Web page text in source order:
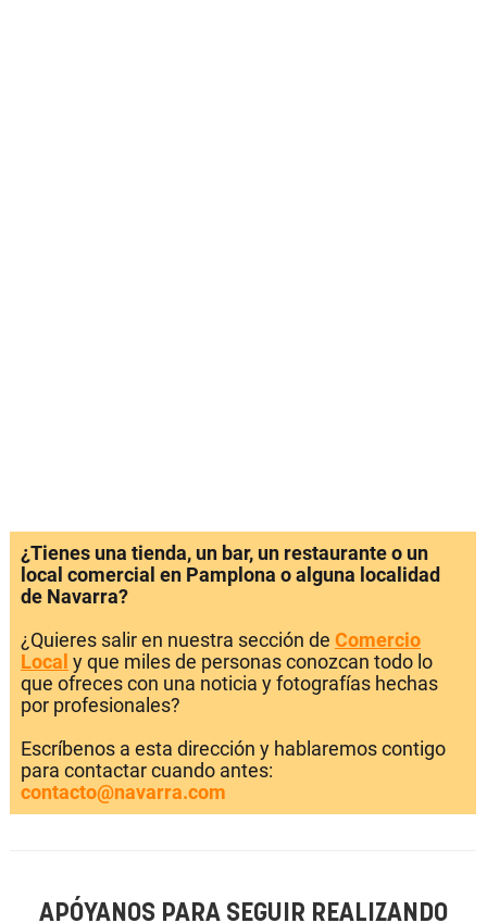
¿Tienes una tienda, un bar, un restaurante o un
local comercial en Pamplona o alguna localidad
de Navarra?
¿Quieres salir en nuestra sección de Comercio
Local y que miles de personas conozcan todo lo
que ofreces con una noticia y fotografías hechas
por profesionales?
Escríbenos a esta dirección y hablaremos contigo
para contactar cuando antes:
contacto@navarra.com
APÓYANOS PARA SEGUIR REALIZANDO